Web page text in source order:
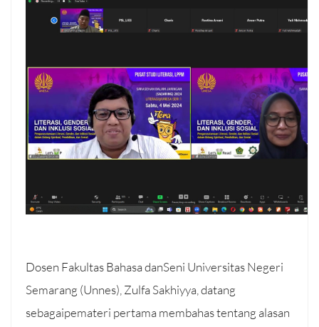
Dosen Fakultas Bahasa danSeni Universitas Negeri
Semarang (Unnes), Zulfa Sakhiyya, datang
sebagaipemateri pertama membahas tentang alasan